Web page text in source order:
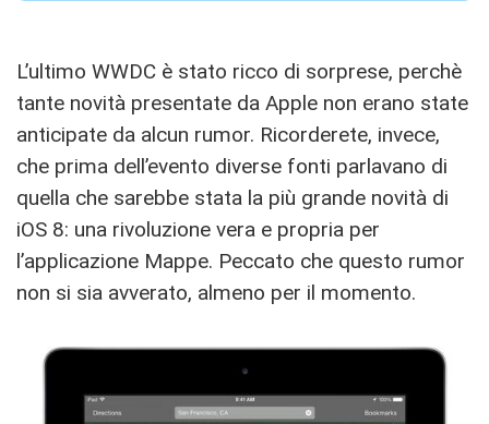
L’ultimo WWDC è stato ricco di sorprese, perchè
tante novità presentate da Apple non erano state
anticipate da alcun rumor. Ricorderete, invece,
che prima dell’evento diverse fonti parlavano di
quella che sarebbe stata la più grande novità di
iOS 8: una rivoluzione vera e propria per
l’applicazione Mappe. Peccato che questo rumor
non si sia avverato, almeno per il momento.